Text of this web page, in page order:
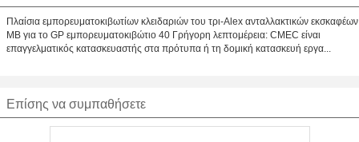
Πλαίσια εμπορευματοκιβωτίων κλειδαριών του τρι-Alex ανταλλακτικών εκσκαφέων
ΜΒ για το GP εμπορευματοκιβώτιο 40 Γρήγορη λεπτομέρεια: CMEC είναι
επαγγελματικός κατασκευαστής στα πρότυπα ή τη δομική κατασκευή εργα...
Επίσης να συμπαθήσετε